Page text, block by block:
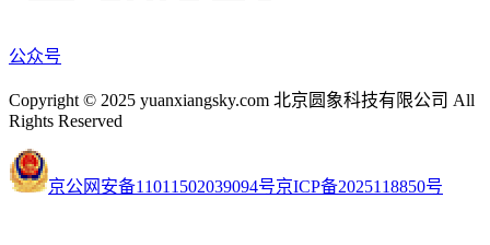
公众号
Copyright © 2025 yuanxiangsky.com 北京圆象科技有限公司 All
Rights Reserved
京公网安备11011502039094号京ICP备2025118850号